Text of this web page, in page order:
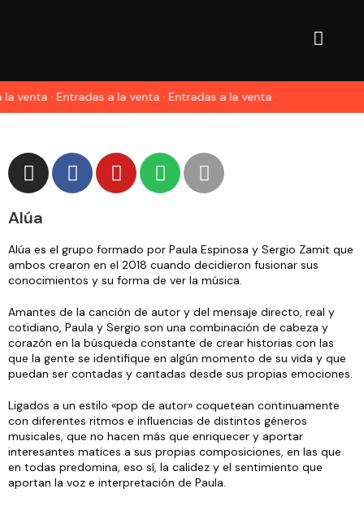
venta · Entradas a la venta · Entradas a la venta ·
Alúa
Alúa es el grupo formado por Paula Espinosa y Sergio Zamit que
ambos crearon en el 2018 cuando decidieron fusionar sus
conocimientos y su forma de ver la música.
Amantes de la canción de autor y del mensaje directo, real y
cotidiano, Paula y Sergio son una combinación de cabeza y
corazón en la búsqueda constante de crear historias con las
que la gente se identifique en algún momento de su vida y que
puedan ser contadas y cantadas desde sus propias emociones.
Ligados a un estilo «pop de autor» coquetean continuamente
con diferentes ritmos e influencias de distintos géneros
musicales, que no hacen más que enriquecer y aportar
interesantes matices a sus propias composiciones, en las que
en todas predomina, eso sí, la calidez y el sentimiento que
aportan la voz e interpretación de Paula.